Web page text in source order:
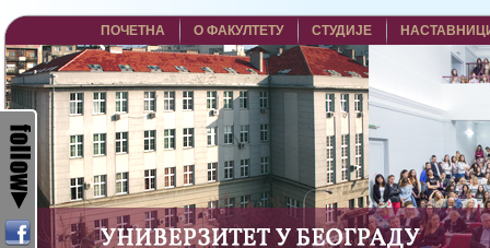
ПОЧЕТНА О ФАКУЛТЕТУ СТУДИЈЕ